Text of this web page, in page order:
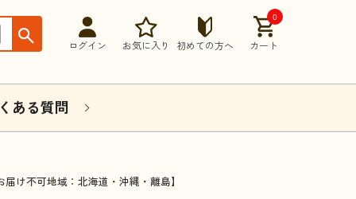
ログイン お気に入り 初めての方へ
0
カート
ある質問
け不可地域：北海道・沖縄・離島】